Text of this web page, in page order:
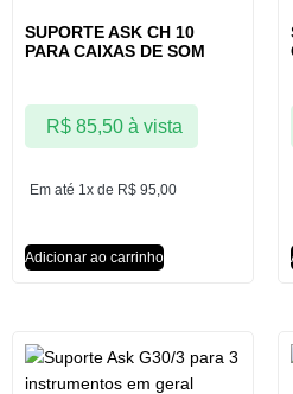
SUPORTE ASK CH 10
PARA CAIXAS DE SOM
Em até 1x de R$ 95,00
R$85,50 à vista
Adicionar ao carrinho